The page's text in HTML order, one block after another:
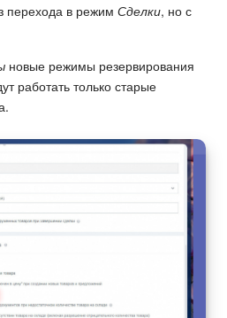
перехода в режим Сделки, но с
новые режимы резервирования
работать только старые